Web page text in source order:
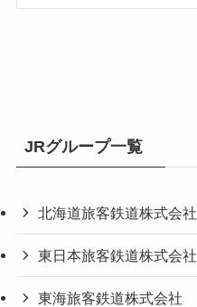
JRグループ一覧
北海道旅客鉄道株式会社
東日本旅客鉄道株式会社
東海旅客鉄道株式会社